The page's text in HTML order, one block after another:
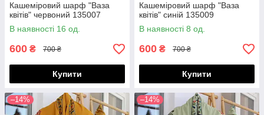
Кашеміровий шарф "Ваза
квітів" червоний 135007
В наявності 16 од.
600 ₴ 700 ₴
Купити
Кашеміровий шарф "Ваза
квітів" синій 135009
В наявності 8 од.
600 ₴ 700 ₴
Купити
–14% –14%